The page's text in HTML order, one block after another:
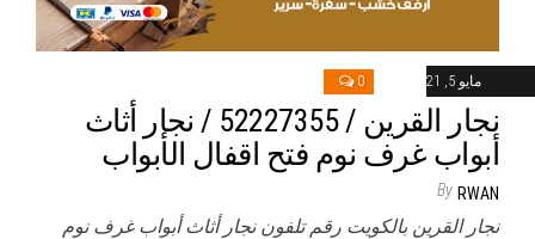
مايو 5, 2021 0
نجار القرين / 52227355 / نجار أثاث
أبواب غرف نوم فتح اقفال الأبواب
By RWAN
نجار القرين بالكويت رقم تلفون نجار أثاث أبواب غرف نوم